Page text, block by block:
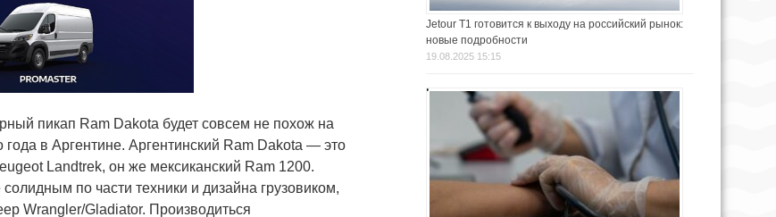
пикап Ram Dakota будет совсем не похож на
в Аргентине. Аргентинский Ram Dakota — это
Landtrek, он же мексиканский Ram 1200.
по части техники и дизайна грузовиком,
Wrangler/Gladiator. Производиться
Jetour T1 готовится к выходу на российский рынок:
новые подробности
19.08.2025 15:15